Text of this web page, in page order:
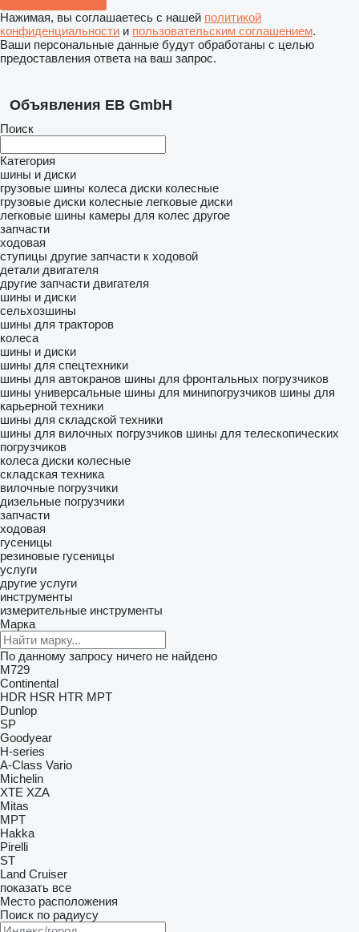
Нажимая, вы соглашаетесь с нашей политикой
конфиденциальности и пользовательским соглашением.
Ваши персональные данные будут обработаны с целью
предоставления ответа на ваш запрос.
Объявления EB GmbH
Поиск
Категория
шины и диски
грузовые шины колеса диски колесные
грузовые диски колесные легковые диски
легковые шины камеры для колес другое
запчасти
ходовая
ступицы другие запчасти к ходовой
детали двигателя
другие запчасти двигателя
шины и диски
сельхозшины
шины для тракторов
колеса
шины и диски
шины для спецтехники
шины для автокранов шины для фронтальных погрузчиков
шины универсальные шины для минипогрузчиков шины для
карьерной техники
шины для складской техники
шины для вилочных погрузчиков шины для телескопических
погрузчиков
колеса диски колесные
складская техника
вилочные погрузчики
дизельные погрузчики
запчасти
ходовая
гусеницы
резиновые гусеницы
услуги
другие услуги
инструменты
измерительные инструменты
Марка
По данному запросу ничего не найдено
M729
Continental
HDR HSR HTR MPT
Dunlop
SP
Goodyear
H-series
A-Class Vario
Michelin
XTE XZA
Mitas
MPT
Hakka
Pirelli
ST
Land Cruiser
показать все
Место расположения
Поиск по радиусу